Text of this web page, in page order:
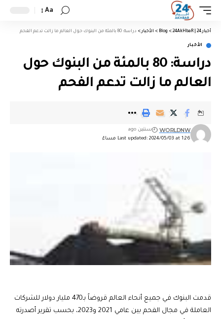
Aa
أخبار 24 | 24AkHbaR >
Blog
> الأخبار > دراسة: 80 بالمئة من البنوك حول العالم ما زالت تدعم الفحم
الأخبار
دراسة: 80 بالمئة من البنوك حول
العالم ما زالت تدعم الفحم
Last updated: 2024/05/03 at 1:26 مساءً
WORLDNW سنتين ago
قدمت البنوك في جميع أنحاء العالم قروضاً بـ470 مليار دولار للشركات
العاملة في مجال الفحم بين عامي 2021 و2023، بحسب تقرير أصدرته